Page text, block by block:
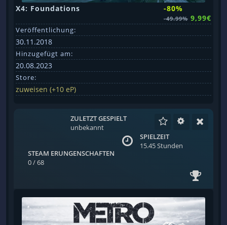
X4: Foundations -80%
-49.99% 9,99€
Veröffentlichung:
30.11.2018
Hinzugefügt am:
20.08.2023
Store:
zuweisen (+10 eP)
ZULETZT GESPIELT
unbekannt
SPIELZEIT
15.45 Stunden
STEAM ERUNGENSCHAFTEN
0 / 68